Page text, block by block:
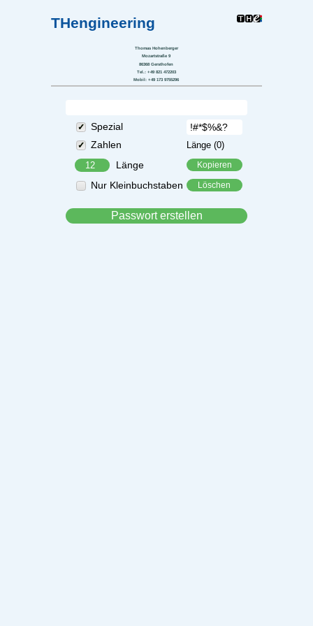
THengineering
Thomas Hohenberger
Mozartstraße 9
86368 Gersthofen
Tel.: +49 821 472203
Mobil: +49 173 9755296
Spezial
Zahlen
Länge (0)
Länge
Nur Kleinbuchstaben